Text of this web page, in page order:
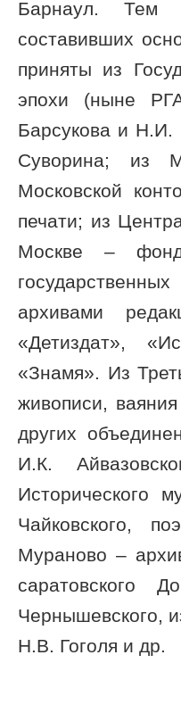
Барнаул. Тем
составивших
приняты из
эпохи (ныне
Барсукова и Н.И.
Суворина; из
Московской
печати; из
Москве –
архивами
«Детиздат»,
«Знамя». Из
живописи,
других
И.К.
Исторического
Чайковского,
Мураново –
саратовского
Чернышевского,
Н.В. Гоголя и др.